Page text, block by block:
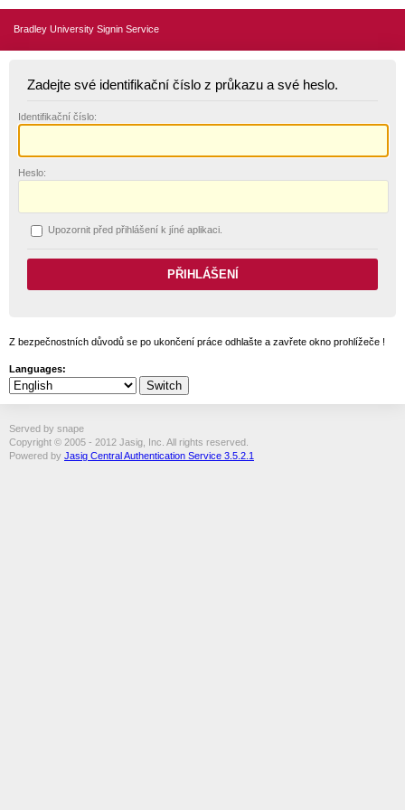
Bradley University Signin Service
Zadejte své identifikační číslo z průkazu a své heslo.
Identifikační číslo:
Heslo:
Upozornit před přihlášení k jíné aplikaci.
Z bezpečnostních důvodů se po ukončení práce odhlašte a zavřete okno prohlížeče !
Languages:
Served by snape
Copyright © 2005 - 2012 Jasig, Inc. All rights reserved.
Powered by Jasig Central Authentication Service 3.5.2.1